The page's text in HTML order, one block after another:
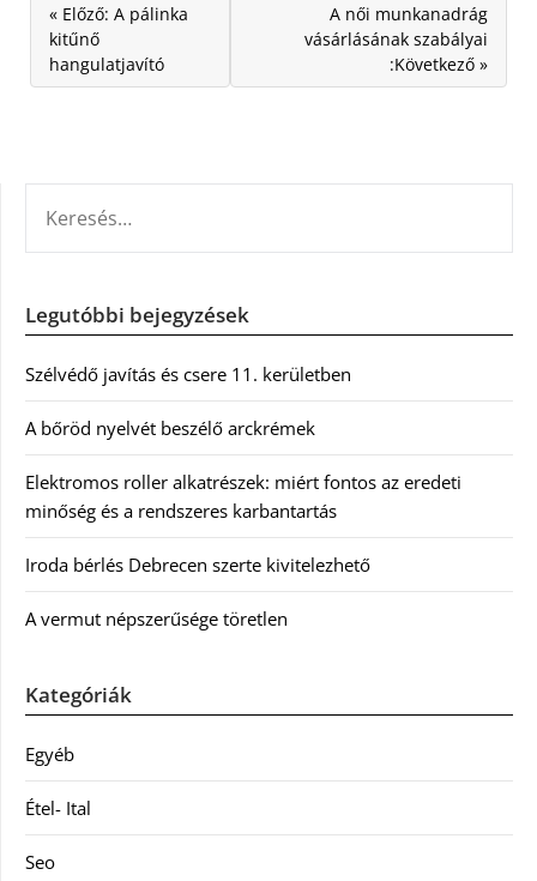
« Előző: A pálinka
kitűnő
hangulatjavító
A női munkanadrág
vásárlásának szabályai
:Következő »
Legutóbbi bejegyzések
Szélvédő javítás és csere 11. kerületben
A bőröd nyelvét beszélő arckrémek
Elektromos roller alkatrészek: miért fontos az eredeti
minőség és a rendszeres karbantartás
Iroda bérlés Debrecen szerte kivitelezhető
A vermut népszerűsége töretlen
Kategóriák
Egyéb
Étel- Ital
Seo